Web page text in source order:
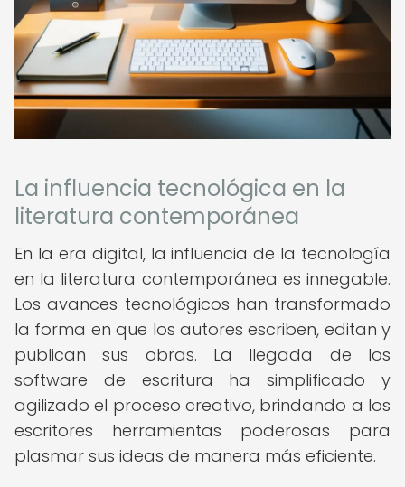
La influencia tecnológica en la
literatura contemporánea
En la era digital, la influencia de la tecnología
en la literatura contemporánea es innegable.
Los avances tecnológicos han transformado
la forma en que los autores escriben, editan y
publican sus obras. La llegada de los
software de escritura ha simplificado y
agilizado el proceso creativo, brindando a los
escritores herramientas poderosas para
plasmar sus ideas de manera más eficiente.